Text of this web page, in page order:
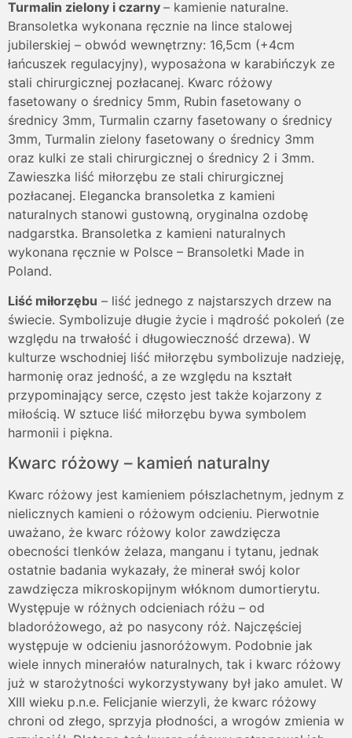
Turmalin zielony i czarny – kamienie naturalne.
Bransoletka wykonana ręcznie na lince stalowej
jubilerskiej – obwód wewnętrzny: 16,5cm (+4cm
łańcuszek regulacyjny), wyposażona w karabińczyk ze
stali chirurgicznej pozłacanej. Kwarc różowy
fasetowany o średnicy 5mm, Rubin fasetowany o
średnicy 3mm, Turmalin czarny fasetowany o średnicy
3mm, Turmalin zielony fasetowany o średnicy 3mm
oraz kulki ze stali chirurgicznej o średnicy 2 i 3mm.
Zawieszka liść miłorzębu ze stali chirurgicznej
pozłacanej. Elegancka bransoletka z kamieni
naturalnych stanowi gustowną, oryginalna ozdobę
nadgarstka. Bransoletka z kamieni naturalnych
wykonana ręcznie w Polsce – Bransoletki Made in
Poland.
Liść miłorzębu – liść jednego z najstarszych drzew na
świecie. Symbolizuje długie życie i mądrość pokoleń (ze
względu na trwałość i długowieczność drzewa). W
kulturze wschodniej liść miłorzębu symbolizuje nadzieję,
harmonię oraz jedność, a ze względu na kształt
przypominający serce, często jest także kojarzony z
miłością. W sztuce liść miłorzębu bywa symbolem
harmonii i piękna.
Kwarc różowy – kamień naturalny
Kwarc różowy jest kamieniem półszlachetnym, jednym z
nielicznych kamieni o różowym odcieniu. Pierwotnie
uważano, że kwarc różowy kolor zawdzięcza
obecności tlenków żelaza, manganu i tytanu, jednak
ostatnie badania wykazały, że minerał swój kolor
zawdzięcza mikroskopijnym włóknom dumortierytu.
Występuje w różnych odcieniach różu – od
bladoróżowego, aż po nasycony róż. Najczęściej
występuje w odcieniu jasnoróżowym. Podobnie jak
wiele innych minerałów naturalnych, tak i kwarc różowy
już w starożytności wykorzystywany był jako amulet. W
XIII wieku p.n.e. Felicjanie wierzyli, że kwarc różowy
chroni od złego, sprzyja płodności, a wrogów zmienia w